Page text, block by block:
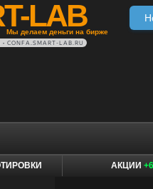
LAB
Мы делаем деньги на бирже
CONFA.SMART-LAB.RU
АКЦИИ